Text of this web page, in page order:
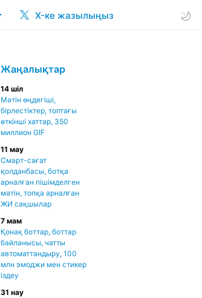
X-ке жазылыңыз
Жаңалықтар
14 шіл
Мәтін өңдегіші,
бірлестіктер, топтағы
өткінші хаттар, 350
миллион GIF
11 мау
Смарт-сағат
қолданбасы, ботқа
арналған пішімделген
мәтін, топқа арналған
ЖИ сақшылар
7 мам
Қонақ боттар, боттар
байланысы, чатты
автоматтандыру, 100
млн эмоджи мен стикер
іздеу
31 нау